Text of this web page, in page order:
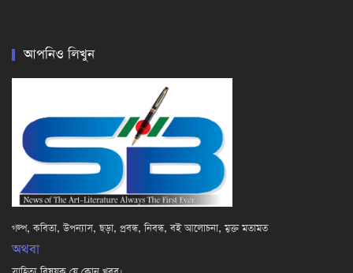
আপনিও লিখুন
গল্প, কবিতা, উপন্যাস, ছড়া, প্রবন্ধ, নিবন্ধ, বই আলোচনা, মুক্ত মতামত
অথবা